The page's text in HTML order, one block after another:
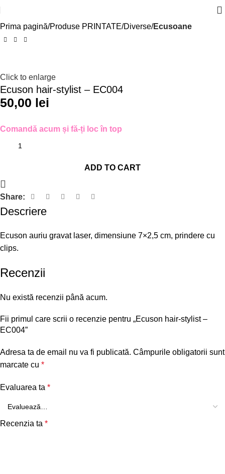
Prima pagină Produse PRINTATE Diverse Ecusoane
Click to enlarge
Ecuson hair-stylist – EC004
50,00 lei
Comandă acum și fă-ți loc în top
ADD TO CART
Share:
Descriere
Ecuson auriu gravat laser, dimensiune 7×2,5 cm, prindere cu
clips.
Recenzii
Nu există recenzii până acum.
Fii primul care scrii o recenzie pentru „Ecuson hair-stylist –
EC004”
Adresa ta de email nu va fi publicată. Câmpurile obligatorii sunt
marcate cu *
Evaluarea ta *
Recenzia ta *